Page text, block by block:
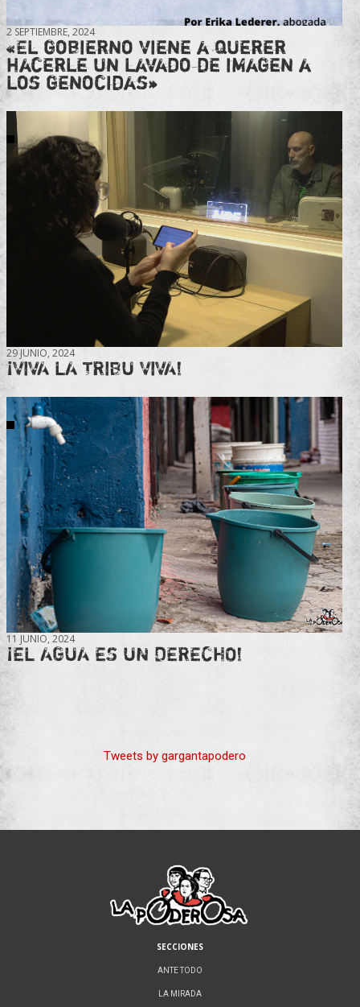
2 SEPTIEMBRE, 2024
«El gobierno viene a querer
hacerle un lavado de imagen a
los genocidas»
29 JUNIO, 2024
¡VIVA LA TRIBU VIVA!
11 JUNIO, 2024
¡EL AGUA ES UN DERECHO!
Tweets by gargantapodero
SECCIONES
ANTE TODO
LA MIRADA